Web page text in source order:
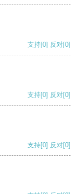
支持[0] 反对[0]
支持[0] 反对[0]
支持[0] 反对[0]